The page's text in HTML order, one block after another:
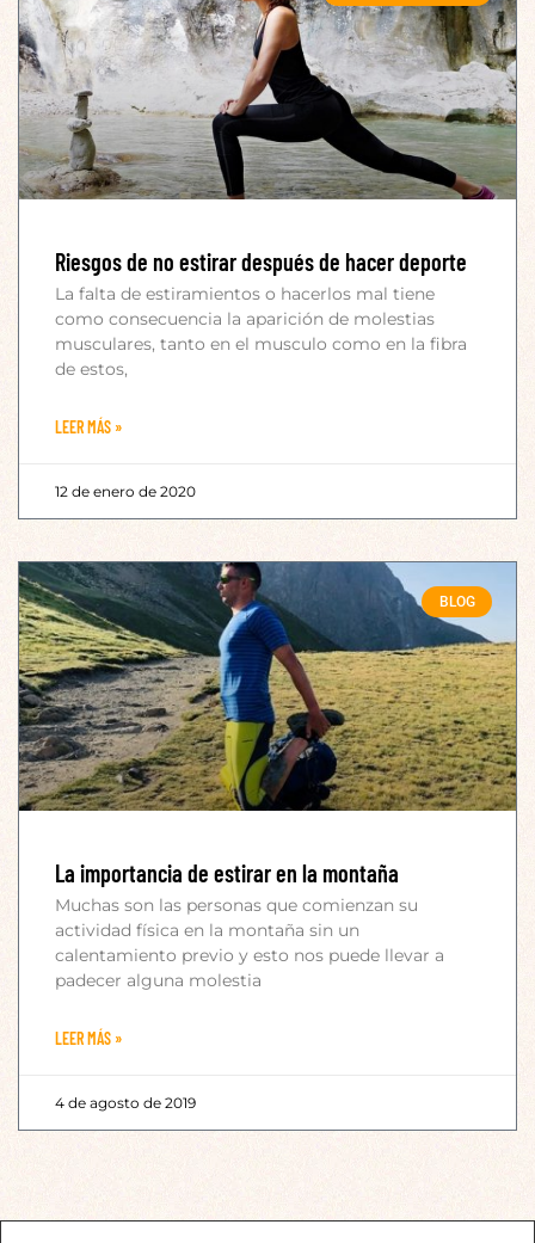
Riesgos de no estirar después de hacer deporte
La falta de estiramientos o hacerlos mal tiene
como consecuencia la aparición de molestias
musculares, tanto en el musculo como en la fibra
de estos,
LEER MÁS »
12 de enero de 2020
BLOG
La importancia de estirar en la montaña
Muchas son las personas que comienzan su
actividad física en la montaña sin un
calentamiento previo y esto nos puede llevar a
padecer alguna molestia
LEER MÁS »
4 de agosto de 2019